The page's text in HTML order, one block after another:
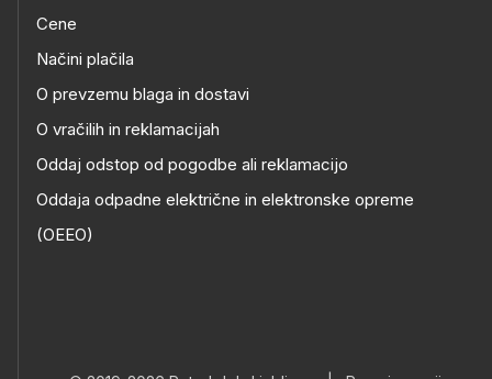
Cene
Načini plačila
O prevzemu blaga in dostavi
O vračilih in reklamacijah
Oddaj odstop od pogodbe ali reklamacijo
Oddaja odpadne električne in elektronske opreme
(OEEO)